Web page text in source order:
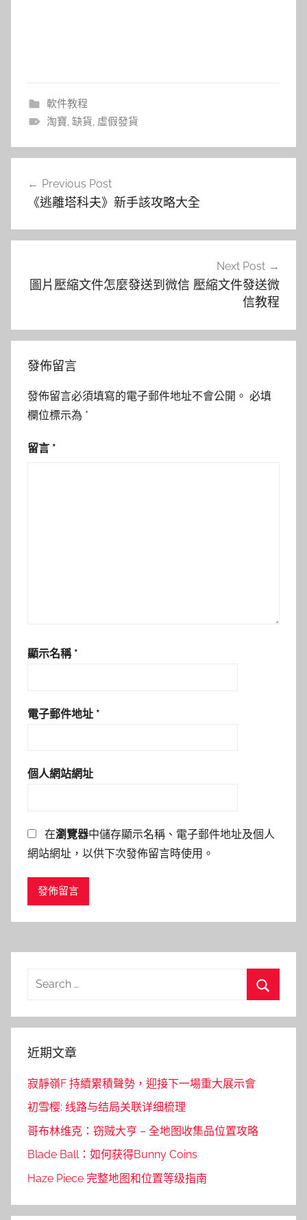
軟件教程
淘寶, 缺貨, 虛假發貨
覽
Previous Post
《逃離塔科夫》新手該攻略大全
Next Post
圖片壓縮文件怎麼發送到微信 壓縮文件發送微
信教程
發佈留言
發佈留言必須填寫的電子郵件地址不會公開。 必填
欄位標示為 *
留言 *
顯示名稱 *
電子郵件地址 *
個人網站網址
在瀏覽器中儲存顯示名稱、電子郵件地址及個人
網站網址，以供下次發佈留言時使用。
Search
近期文章
寂靜嶺F 持續累積聲勢，迎接下一場重大展示會
初雪樱: 线路与结局关联详细梳理
哥布林维克：窃贼大亨 – 全地图收集品位置攻略
Blade Ball：如何获得Bunny Coins
Haze Piece 完整地图和位置等级指南